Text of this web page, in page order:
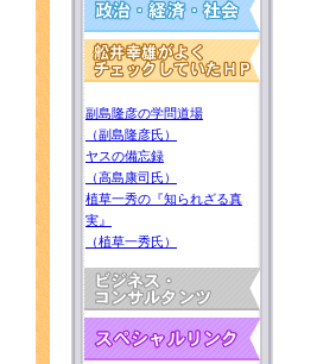
副島隆彦の学問道場
（副島隆彦氏）
ヤスの備忘録
（高島康司氏）
植草一秀の『知られざる真
実』
（植草一秀氏）